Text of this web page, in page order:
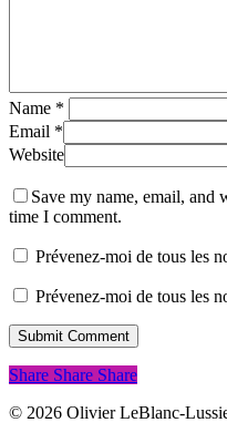
Name *
Email *
Website
Save my name, email, and
time I comment.
Prévenez-moi de tous les
Prévenez-moi de tous les
Share
Share Share Share
© 2026 Olivier LeBlanc-